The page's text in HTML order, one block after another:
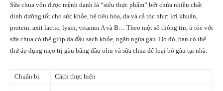
Sữa chua vốn được mệnh danh là “siêu thực phẩm” bởi chứa nhiều chất
dinh dưỡng tốt cho sức khỏe, hệ tiêu hóa, da và cả tóc như: lợi khuẩn,
protein, axit lactic, lysin, vitamin A và B… Theo một số thông tin, ủ tóc với
sữa chua có thể giúp da đầu sạch khỏe, ngăn ngừa gàu. Do đó, bạn có thể
thử áp dụng mẹo trị gàu bằng dầu oliu và sữa chua để loại bỏ gàu tại nhà.
Chuẩn bị Cách thực hiện